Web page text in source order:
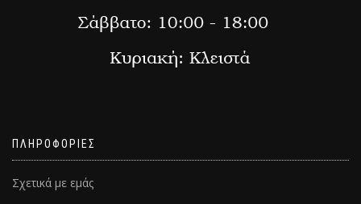
ΠΛΗΡΟΦΟΡΙΕΣ
Σχετικά με εμάς